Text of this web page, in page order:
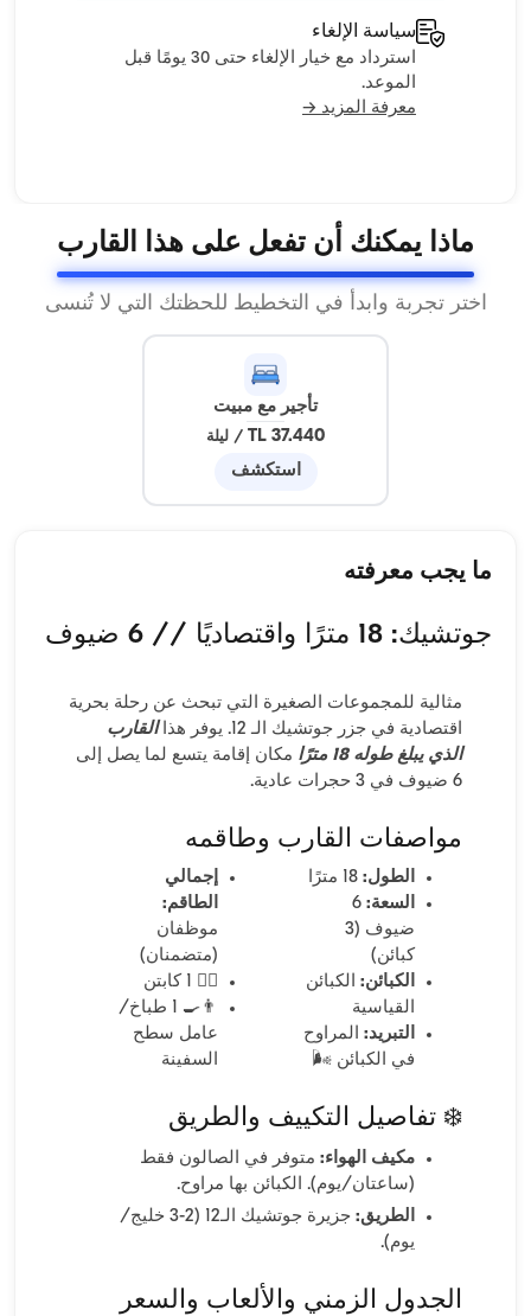
سياسة الإلغاء
استرداد مع خيار الإلغاء حتى 30 يومًا قبل
الموعد.
معرفة المزيد →
ماذا يمكنك أن تفعل على هذا القارب
اختر تجربة وابدأ في التخطيط للحظتك التي لا تُنسى
تأجير مع مبيت
37.440 TL
/ ليلة
استكشف
ما يجب معرفته
جوتشيك: 18 مترًا واقتصاديًا // 6 ضيوف
مثالية للمجموعات الصغيرة التي تبحث عن رحلة بحرية
اقتصادية في جزر جوتشيك الـ 12. يوفر هذا
القارب
الذي يبلغ طوله 18 مترًا
مكان إقامة يتسع لما يصل إلى
6 ضيوف في 3 حجرات عادية.
مواصفات القارب وطاقمه
الطول:
السعة: 6
ضيوف (3
كبائن)
الكبائن: الكبائن
القياسية
التبريد: المراوح
في الكبائن 🌬️
إجمالي
الطاقم:
موظفان
(متضمنان)
👨‍✈️ 1 كابتن
👨‍🍳 1 طباخ/
عامل سطح
السفينة
❄️ تفاصيل التكييف والطريق
مكيف الهواء: متوفر في الصالون فقط
(ساعتان/يوم). الكبائن بها مراوح.
الطريق:
جزيرة جوتشيك الـ12 (2-3 خليج/
يوم).
الجدول الزمني والألعاب والسعر